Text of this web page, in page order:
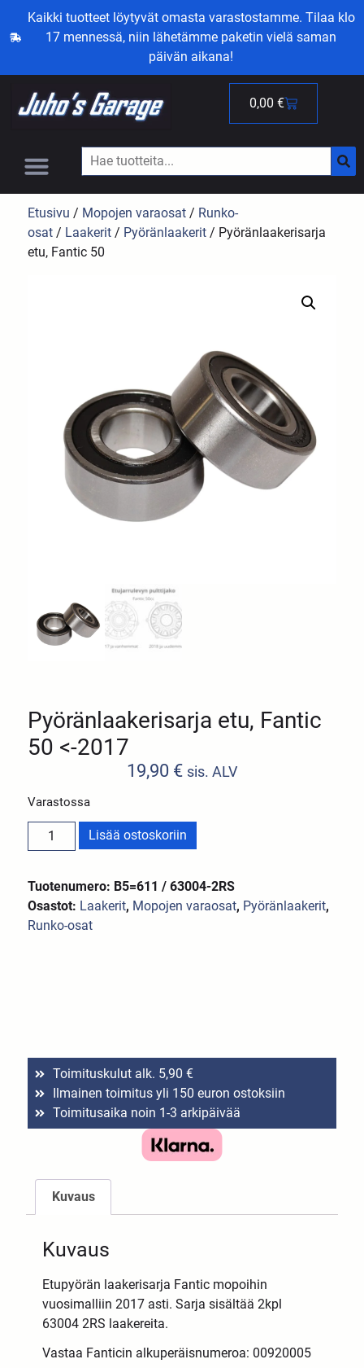
Kaikki tuotteet löytyvät omasta varastostamme. Tilaa klo
17 mennessä, niin lähetämme paketin vielä saman
päivän aikana!
0,00 €
Etusivu / Mopojen varaosat / Runko-
osat / Laakerit / Pyöränlaakerit / Pyöränlaakerisarja
etu, Fantic 50
Pyöränlaakerisarja etu, Fantic
50 <-2017
19,90 € sis. ALV
Varastossa
Lisää ostoskoriin
Tuotenumero: B5=611 / 63004-2RS
Osastot: Laakerit, Mopojen varaosat, Pyöränlaakerit,
Runko-osat
Toimituskulut alk. 5,90 €
Ilmainen toimitus yli 150 euron ostoksiin
Toimitusaika noin 1-3 arkipäivää
Kuvaus
Kuvaus
Etupyörän laakerisarja Fantic mopoihin
vuosimalliin 2017 asti. Sarja sisältää 2kpl
63004 2RS laakereita.
Vastaa Fanticin alkuperäisnumeroa: 00920005